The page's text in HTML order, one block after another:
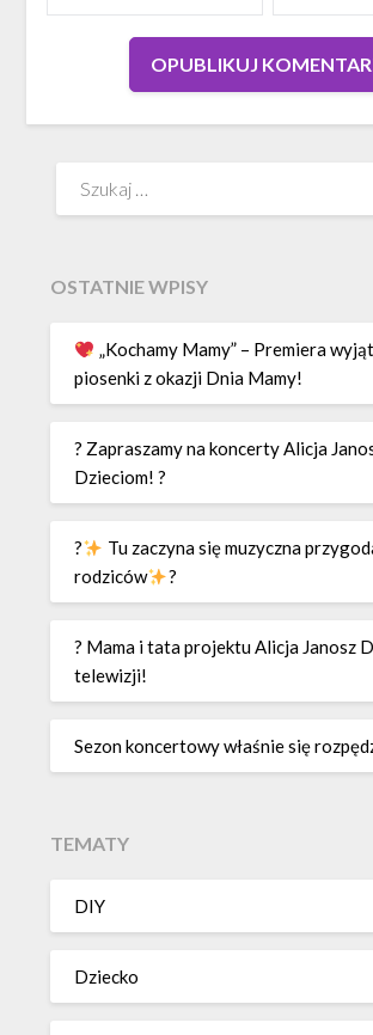
OSTATNIE WPISY
„Kochamy Mamy” – Premiera
piosenki z okazji Dnia Mamy!
? Zapraszamy na koncerty Alicja
Dzieciom! ?
?
Tu zaczyna się muzyczna
rodziców
?
? Mama i tata projektu Alicja Janosz
telewizji!
Sezon koncertowy właśnie się
TEMATY
DIY
Dziecko